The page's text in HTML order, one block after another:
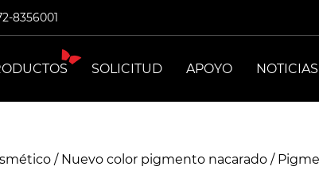
8356001
SOLICITUD APOYO NOTICIAS
/ Nuevo color pigmento nacarado /